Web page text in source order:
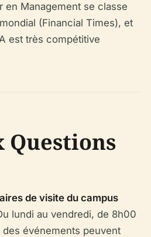
en Management se classe
(Financial Times), et
est très compétitive
Questions
de visite du campus
lundi au vendredi, de 8h00
événements peuvent